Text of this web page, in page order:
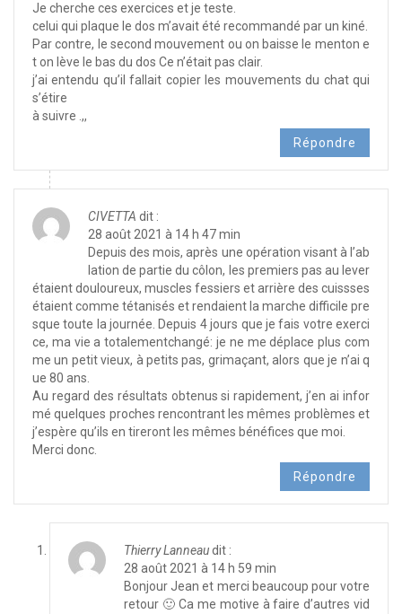
Je cherche ces exercices et je teste.
celui qui plaque le dos m’avait été recommandé par un kiné.
Par contre, le second mouvement ou on baisse le menton e
t on lève le bas du dos Ce n’était pas clair.
j’ai entendu qu’il fallait copier les mouvements du chat qui
s’étire
à suivre .,,
Répondre
CIVETTA dit :
28 août 2021 à 14 h 47 min
Depuis des mois, après une opération visant à l’ab
lation de partie du côlon, les premiers pas au lever
étaient douloureux, muscles fessiers et arrière des cuissses
étaient comme tétanisés et rendaient la marche difficile pre
sque toute la journée. Depuis 4 jours que je fais votre exerci
ce, ma vie a totalementchangé: je ne me déplace plus com
me un petit vieux, à petits pas, grimaçant, alors que je n’ai q
ue 80 ans.
Au regard des résultats obtenus si rapidement, j’en ai infor
mé quelques proches rencontrant les mêmes problèmes et
j’espère qu’ils en tireront les mêmes bénéfices que moi.
Merci donc.
Répondre
Thierry Lanneaudit :
28 août 2021 à 14 h 59 min
Bonjour Jean et merci beaucoup pour votre
retour 🙂 Ca me motive à faire d’autres vid